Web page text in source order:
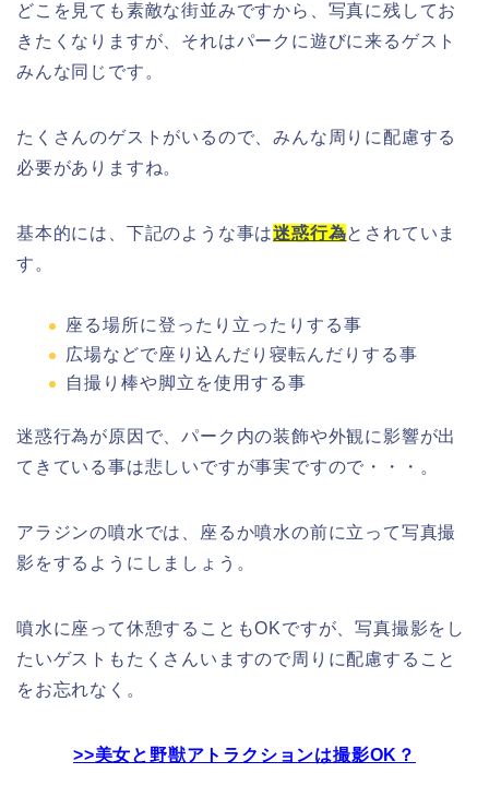
どこを見ても素敵な街並みですから、写真に残してお
きたくなりますが、それはパークに遊びに来るゲスト
みんな同じです。
たくさんのゲストがいるので、みんな周りに配慮する
必要がありますね。
基本的には、下記のような事は迷惑行為とされていま
す。
座る場所に登ったり立ったりする事
広場などで座り込んだり寝転んだりする事
自撮り棒や脚立を使用する事
迷惑行為が原因で、パーク内の装飾や外観に影響が出
てきている事は悲しいですが事実ですので・・・。
アラジンの噴水では、座るか噴水の前に立って写真撮
影をするようにしましょう。
噴水に座って休憩することもOKですが、写真撮影をし
たいゲストもたくさんいますので周りに配慮すること
をお忘れなく。
>>美女と野獣アトラクションは撮影OK？